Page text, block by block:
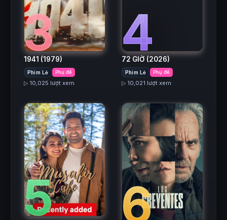
3
1941 (1979)
Phim Lẻ Phụ đề
▷ 10,025 lượt xem
4
72 GIỜ (2026)
Phim Lẻ Phụ đề
▷ 10,021 lượt xem
5 6